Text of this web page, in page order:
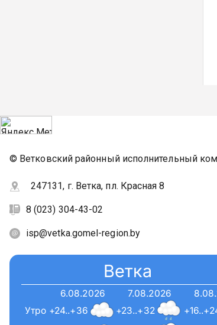
© Ветковский районный исполнительный
247131, г. Ветка, пл. Красная 8
8 (023) 304-43-02
isp@vetka.gomel-region.by
Ветка
6.08.2026
+24..+36
7.08.2026
+23..+32
Утро